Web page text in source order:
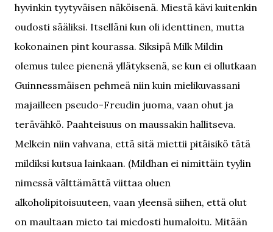
hyvinkin tyytyväisen näköisenä. Miestä kävi kuitenkin
oudosti sääliksi. Itselläni kun oli identtinen, mutta
kokonainen pint kourassa. Siksipä Milk Mildin
olemus tulee pienenä yllätyksenä, se kun ei ollutkaan
Guinnessmäisen pehmeä niin kuin mielikuvassani
majailleen pseudo-Freudin juoma, vaan ohut ja
terävähkö. Paahteisuus on maussakin hallitseva.
Melkein niin vahvana, että sitä miettii pitäisikö tätä
mildiksi kutsua lainkaan. (Mildhan ei nimittäin tyylin
nimessä välttämättä viittaa oluen
alkoholipitoisuuteen, vaan yleensä siihen, että olut
on maultaan mieto tai miedosti humaloitu. Mitään